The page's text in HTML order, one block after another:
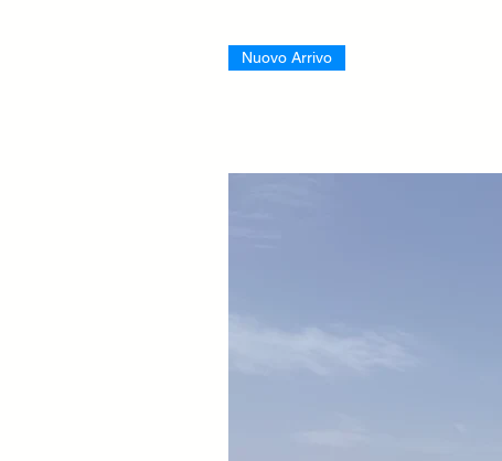
Nuovo Arrivo